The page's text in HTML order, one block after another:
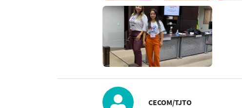
CECOM/TJTO